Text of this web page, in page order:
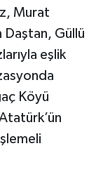
Murat
Daştan, Güllü
eşlik
Köyü